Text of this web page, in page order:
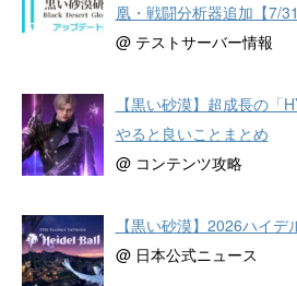
凰・戦闘分析器追加【7/
@ テストサーバー情報
【黒い砂漠】超成長の「
やると良いことまとめ
@ コンテンツ攻略
【黒い砂漠】2026ハイデ
@ 日本公式ニュース